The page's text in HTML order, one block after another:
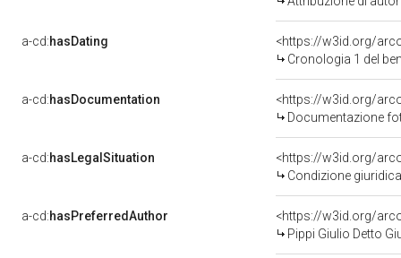
a-cd:hasDating
<https://w3id.org/
Cronologia 1 del
a-cd:hasDocumentation
Documentazione
a-cd:hasLegalSituation
Condizione
a-cd:hasPreferredAuthor
<https://w3id.org/
Pippi Giulio Detto